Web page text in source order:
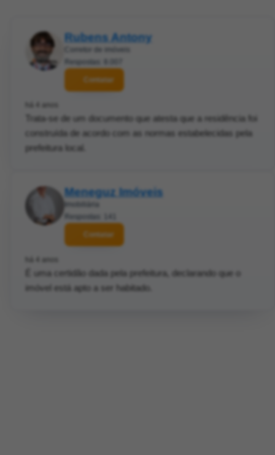
Rubens Antony
Corretor de imóveis
Respostas: 8.007
Contatar
há 4 anos
Trata-se de um documento que atesta que a residência foi
construída de acordo com as normas estabelecidas pela
prefeitura local.
Meneguz Imóveis
Imobiliária
Respostas: 141
Contatar
há 4 anos
É uma certidão dada pela prefeitura, declarando que o
imóvel está apto a ser habitado.